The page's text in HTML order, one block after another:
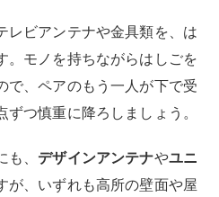
、電気が流れている環境で
リスクがあることを知ってお